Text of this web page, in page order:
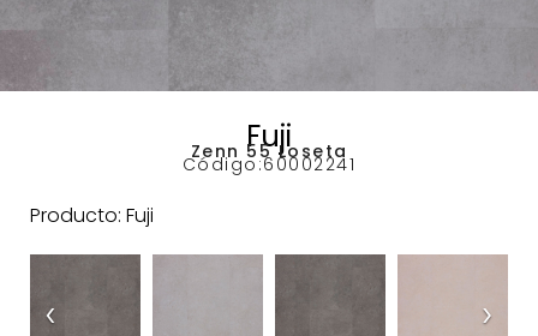
Fuji
Zenn 55 Loseta
Código:60002241
Producto: Fuji
‹ ›